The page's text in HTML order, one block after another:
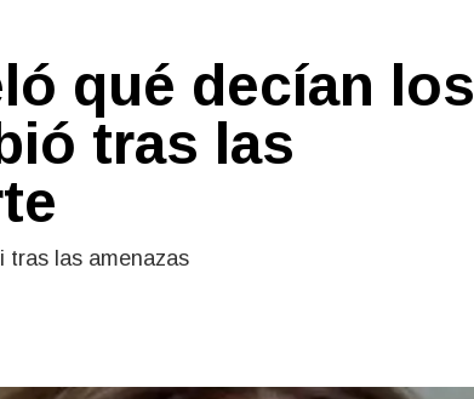
qué decían los
tras las
tras las amenazas